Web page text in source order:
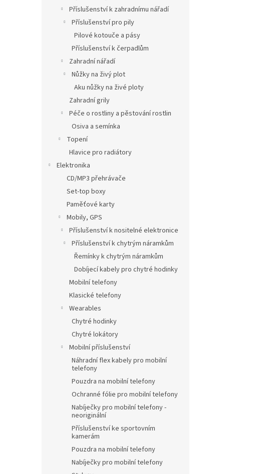
Příslušenství k zahradnímu nářadí
Příslušenství pro pily
Pilové kotouče a pásy
Příslušenství k čerpadlům
Zahradní nářadí
Nůžky na živý plot
Aku nůžky na živé ploty
Zahradní grily
Péče o rostliny a pěstování rostlin
Osiva a semínka
Topení
Hlavice pro radiátory
Elektronika
CD/MP3 přehrávače
Set-top boxy
Paměťové karty
Mobily, GPS
Příslušenství k nositelné elektronice
Příslušenství k chytrým náramkům
Řemínky k chytrým náramkům
Dobíjecí kabely pro chytré hodinky
Mobilní telefony
Klasické telefony
Wearables
Chytré hodinky
Chytré lokátory
Mobilní příslušenství
Náhradní flex kabely pro mobilní
telefony
Pouzdra na mobilní telefony
Ochranné fólie pro mobilní telefony
Nabíječky pro mobilní telefony -
neoriginální
Příslušenství ke sportovním
kamerám
Pouzdra na mobilní telefony
Nabíječky pro mobilní telefony